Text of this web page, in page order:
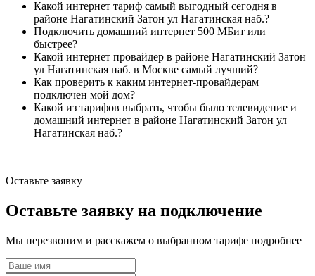
Какой интернет тариф самый выгодный сегодня в
районе Нагатинский Затон ул Нагатинская наб.?
Подключить домашний интернет 500 МБит или
быстрее?
Какой интернет провайдер в районе Нагатинский Затон
ул Нагатинская наб. в Москве самый лучший?
Как проверить к каким интернет-провайдерам
подключен мой дом?
Какой из тарифов выбрать, чтобы было телевидение и
домашний интернет в районе Нагатинский Затон ул
Нагатинская наб.?
Оставьте заявку
Оставьте заявку на подключение
Мы перезвоним и расскажем о выбранном тарифе подробнее